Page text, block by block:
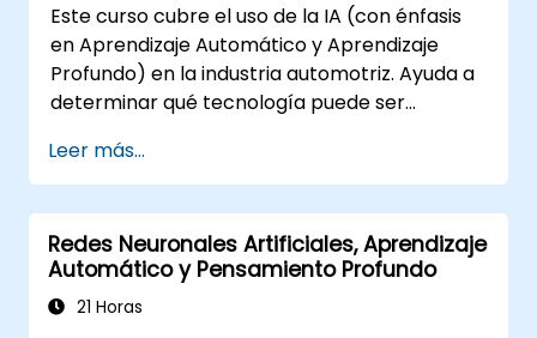
ejecutivos y arquitectos para evaluar
oportunidades de transformación impulsadas
por la IA, analizar tendencias emergentes en
tecnología e integrar soluciones prácticas e
inteligentes que aceleren la agilidad
Este curso cubre el uso de la IA (con énfasis
en Aprendizaje Automático y Aprendizaje
Profundo) en la industria automotriz. Ayuda a
determinar qué tecnología puede ser
automóvil: desde automatizaciones simples,
reconocimiento de imágenes, hasta la toma
de decisiones autónomas.
Leer más...
Redes Neuronales Artificiales, Aprendizaje
Automático y Pensamiento Profundo
21 Horas